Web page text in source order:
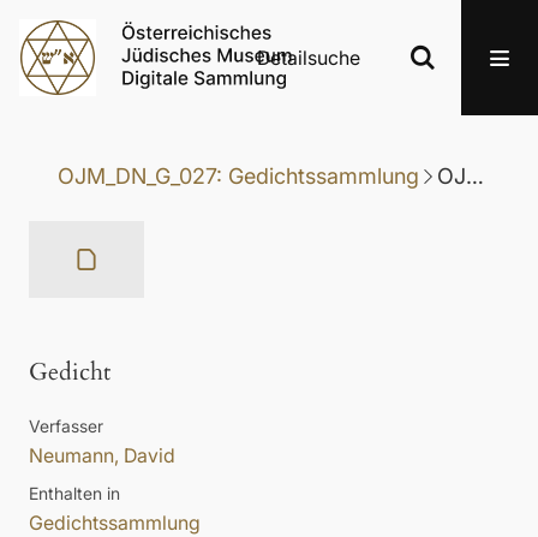
Detailsuche
OJM_DN_G_027: Gedichtssammlung OJM_DN_G_027-036: Gedicht
Gedicht
Verfasser
Neumann, David
Enthalten in
Gedichtssammlung